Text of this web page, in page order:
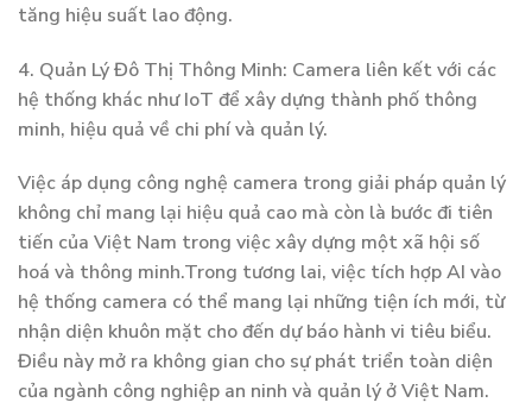
tăng hiệu suất lao động.
4. Quản Lý Đô Thị Thông Minh: Camera liên kết với các
hệ thống khác như IoT để xây dựng thành phố thông
minh, hiệu quả về chi phí và quản lý.
Việc áp dụng công nghệ camera trong giải pháp quản lý
không chỉ mang lại hiệu quả cao mà còn là bước đi tiên
tiến của Việt Nam trong việc xây dựng một xã hội số
hoá và thông minh.Trong tương lai, việc tích hợp AI vào
hệ thống camera có thể mang lại những tiện ích mới, từ
nhận diện khuôn mặt cho đến dự báo hành vi tiêu biểu.
Điều này mở ra không gian cho sự phát triển toàn diện
của ngành công nghiệp an ninh và quản lý ở Việt Nam.